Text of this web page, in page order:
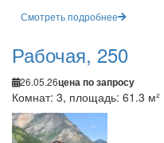
Смотреть подробнее
Рабочая, 250
26.05.26цена по запросу
Комнат: 3, площадь: 61.3 м²